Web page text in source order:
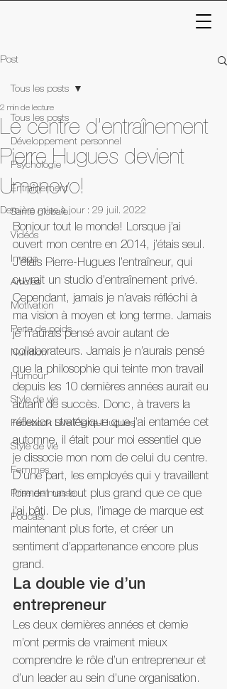
Post
Tous les posts
Développement personnel
Psychologie
Entraînement
Santé globale
Vidéos
Image
Articles
Motivation
Perte de poids
Nutrition
Humour
Style de vie
Facebook Live Pierre-Hugues
Style de vie
Femmes
Prise de masse
Podcast
Tous les posts
Le centre d’entraînement
Pierre Hugues devient
Umanovo!
2 min de lecture
Dernière mise à jour : 29 juil. 2022
Bonjour tout le monde! Lorsque j’ai
ouvert mon centre en 2014, j’étais seul.
J’étais Pierre-Hugues l’entraîneur, qui
ouvrait un studio d’entraînement privé.
Cependant, jamais je n’avais réfléchi à
ma vision à moyen et long terme. Jamais
je n’aurais pensé avoir autant de
collaborateurs. Jamais je n’aurais pensé
que la philosophie qui teinte mon travail
depuis les 10 dernières années aurait eu
autant de succès. Donc, à travers la
réflexion stratégique que j’ai entamée cet
automne, il était pour moi essentiel que
je dissocie mon nom de celui du centre.
D’une part, les employés qui y travaillent
forment un tout plus grand que ce que
j’ai bâti. De plus, l’image de marque est
maintenant plus forte, et créer un
sentiment d’appartenance encore plus
grand.
La double vie d’un
entrepreneur
Les deux dernières années et demie
m’ont permis de vraiment mieux
comprendre le rôle d’un entrepreneur et
d’un leader au sein d’une organisation.